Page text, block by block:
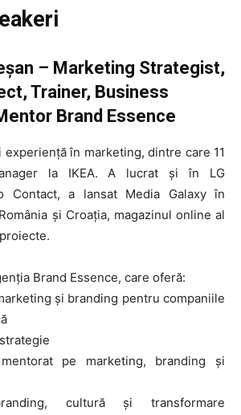
– Marketing Strategist,
Trainer, Business
Brand Essence
experiență în marketing, dintre care 11
la IKEA. A lucrat și în LG
Contact, a lansat Media Galaxy în
și Croația, magazinul online al
Brand Essence, care oferă:
și branding pentru companiile
pe marketing, branding și
cultură și transformare